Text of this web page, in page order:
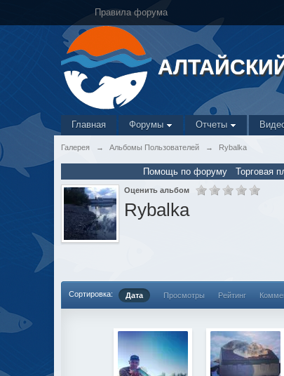
Правила форума
Главная Форумы Отчеты
Галерея → Альбомы Пользователей → Rybalka
Помощь по форуму Торговая
Оценить альбом
Rybalka
Сортировка: Дата Просмотры Рейтинг